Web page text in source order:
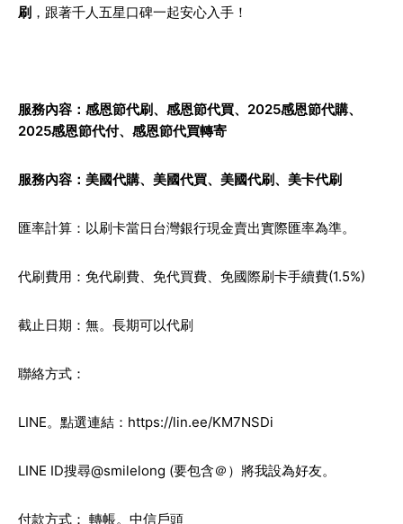
刷 ，跟著千人五星口碑一起安心入手！
服務內容：感恩節代刷、感恩節代買、 2025感恩節代購、
2025感恩節代付、感恩節代買轉寄
服務內容： 美國代購、 美國代買、 美國代刷、 美卡代刷
匯率計算：以刷卡當日台灣銀行現金賣出實際匯率為準。
代刷費用：免代刷費、免代買費、免國際刷卡手續費(1.5%)
截止日期：無。長期可以代刷
聯絡方式：
LINE。點選連結： https://lin.ee/KM7NSDi
LINE ID搜尋@smilelong (要包含＠）將我設為好友。
付款方式： 轉帳。中信戶頭